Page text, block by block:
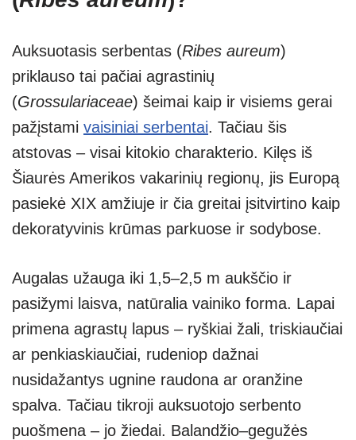
Auksuotasis serbentas (Ribes aureum)
priklauso tai pačiai agrastinių
(Grossulariaceae) šeimai kaip ir visiems gerai
pažįstami vaisiniai serbentai. Tačiau šis
atstovas – visai kitokio charakterio. Kilęs iš
Šiaurės Amerikos vakarinių regionų, jis Europą
pasiekė XIX amžiuje ir čia greitai įsitvirtino kaip
dekoratyvinis krūmas parkuose ir sodybose.
Augalas užauga iki 1,5–2,5 m aukščio ir
pasižymi laisva, natūralia vainiko forma. Lapai
primena agrastų lapus – ryškiai žali, triskiaučiai
ar penkiaskiaučiai, rudeniop dažnai
nusidažantys ugnine raudona ar oranžine
spalva. Tačiau tikroji auksuotojo serbento
puošmena – jo žiedai. Balandžio–gegužės